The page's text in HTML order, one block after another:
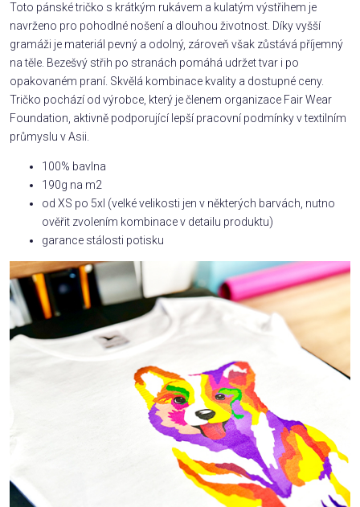
Toto pánské tričko s krátkým rukávem a kulatým výstřihem je
navrženo pro pohodlné nošení a dlouhou životnost. Díky vyšší
gramáži je materiál pevný a odolný, zároveň však zůstává příjemný
na těle. Bezešvý střih po stranách pomáhá udržet tvar i po
opakovaném praní. Skvělá kombinace kvality a dostupné ceny.
Tričko pochází od výrobce, který je členem organizace Fair Wear
Foundation, aktivně podporující lepší pracovní podmínky v textilním
průmyslu v Asii.
100% bavlna
190g na m2
od XS po 5xl (velké velikosti jen v některých barvách, nutno
ověřit zvolením kombinace v detailu produktu)
garance stálosti potisku